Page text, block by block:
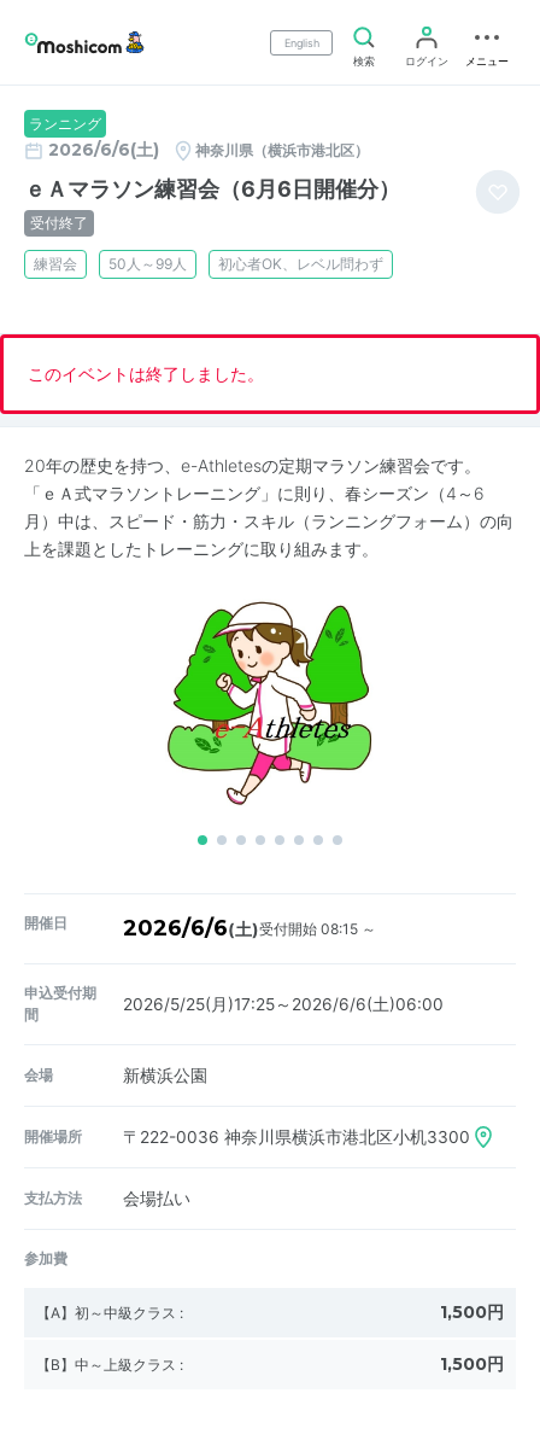
English
検索
ログイン メニュー
ランニング
2026/6/6(土) 神奈川県（横浜市港北区）
ｅＡマラソン練習会（6月6日開催分）
受付終了
練習会 50人～99人 初心者OK、レベル問わず
このイベントは終了しました。
20年の歴史を持つ、e-Athletesの定期マラソン練習会です。
「ｅＡ式マラソントレーニング」に則り、春シーズン（4～6
月）中は、スピード・筋力・スキル（ランニングフォーム）の向
上を課題としたトレーニングに取り組みます。
開催日 2026/6/6(土)受付開始 08:15 ～
申込受付期
間
2026/5/25(月)17:25～2026/6/6(土)06:00
会場 新横浜公園
開催場所 〒222-0036 神奈川県横浜市港北区小机3300
支払方法 会場払い
参加費
【A】初～中級クラス : 1,500円
【B】中～上級クラス : 1,500円